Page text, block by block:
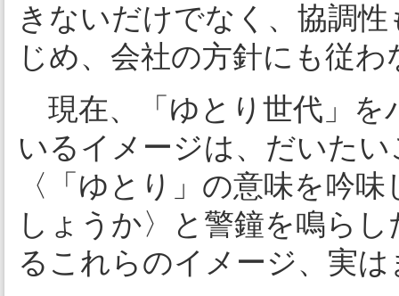
きないだけでなく、協調
じめ、会社の方針にも従わ
現在、「ゆとり世代」を
いるイメージは、だいた
〈「ゆとり」の意味を吟
しょうか〉と警鐘を鳴ら
るこれらのイメージ、実